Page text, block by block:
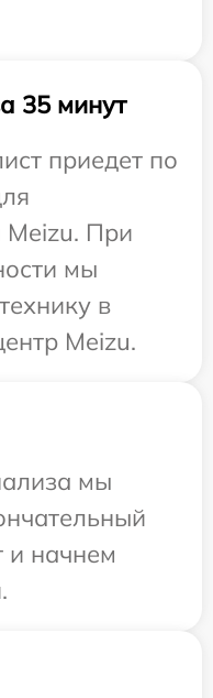
35 минут
приедет по
Meizu. При
мы
в
Meizu.
мы
и начнем